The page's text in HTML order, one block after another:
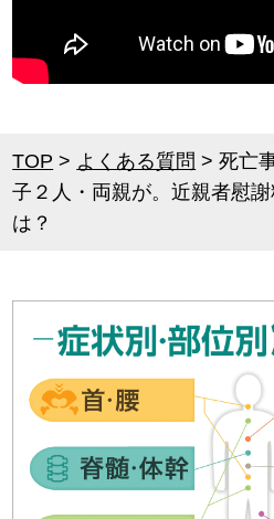
TOP > よくある質問 >死亡
子２人・両親が。近親者慰
は？